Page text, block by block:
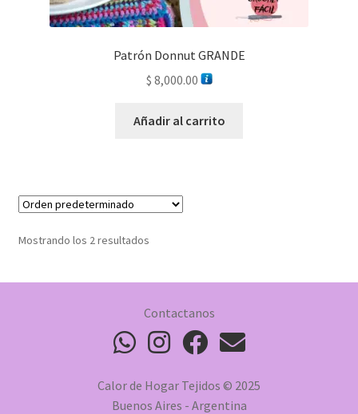
Patrón Donnut GRANDE
$ 8,000.00
Añadir al carrito
Mostrando los 2 resultados
Contactanos
Calor de Hogar Tejidos © 2025
Buenos Aires - Argentina